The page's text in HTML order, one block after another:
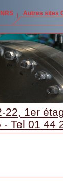
Autres sites
22, 1er
- Tel 01 44